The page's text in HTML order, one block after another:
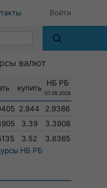
Войти
валют
купить
НБ РБ
07.08.2026
2.944
2.9386
3.39
3.3908
3.52
3.6365
НБ РБ